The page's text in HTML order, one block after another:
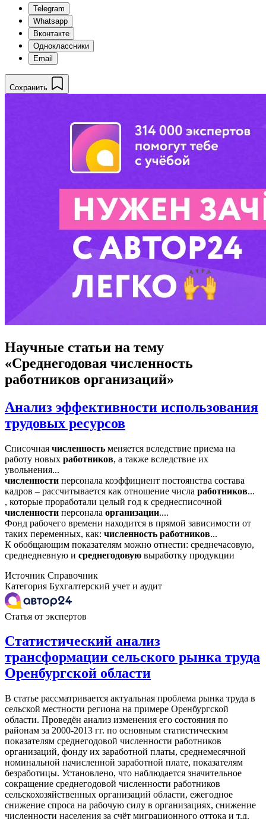
Telegram
Whatsapp
Вконтакте
Одноклассники
Email
Сохранить
Научные статьи на тему
«Среднегодовая численность
работников организаций»
Анализ эффективности использования
трудовых ресурсов
Списочная численность меняется вследствие приема на
работу новых работников, а также вследствие их
увольнения...
численности персонала коэффициент постоянства состава
кадров – рассчитывается как отношение числа работников...
, которые проработали целый год к среднесписочной
численности персонала организации....
Фонд рабочего времени находится в прямой зависимости от
таких переменных, как: численность работников...
К обобщающим показателям можно отнести: среднечасовую,
среднедневную и среднегодовую выработку продукции
Источник Справочник
Категория Бухгалтерский учет и аудит
Статья от экспертов
Статистический анализ
трансформации сельского рынка труда
Оренбургской области
В статье рассматривается актуальная проблема рынка труда в
сельской местности региона на примере Оренбургской
области. Проведён анализ изменения его состояния по
районам за 2000-2013 гг. по основным статистическим
показателям среднегодовой численности работников
организаций, фонду их заработной платы, среднемесячной
номинальной начисленной заработной плате, показателям
безработицы. Установлено, что наблюдается значительное
сокращение среднегодовой численности работников
сельскохозяйственных организаций области, ежегодное
снижение спроса на рабочую силу в организациях, снижение
численности населения за счёт миграционного оттока и т.д.